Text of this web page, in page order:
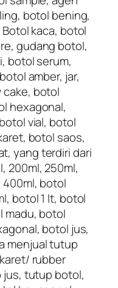
botol bening,
kaca, botol
gudang botol,
botol serum,
amber, jar,
botol
hexagonal,
vial, botol
botol saos,
yang terdiri dari
200ml, 250ml,
400ml, botol
botol 1 lt, botol
madu, botol
botol jus,
menjual tutup
rubber
tutup botol,